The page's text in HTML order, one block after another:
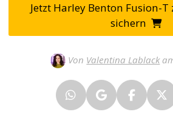
Jetzt Harley Benton Fusion-
sichern
Von Valentina Lablack